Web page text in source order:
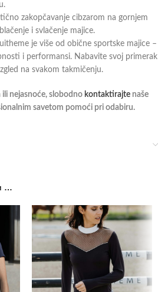
zakopčavanje cibzarom na gornjem
i svlačenje majice.
je više od obične sportske majice –
i performansi. Nabavite svoj primerak
na svakom takmičenju.
nejasnoće, slobodno kontaktirajte naše
savetom pomoći pri odabiru.
…